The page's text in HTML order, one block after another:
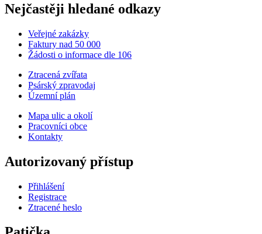
Nejčastěji hledané odkazy
Veřejné zakázky
Faktury nad 50 000
Žádosti o informace dle 106
Ztracená zvířata
Psárský zpravodaj
Územní plán
Mapa ulic a okolí
Pracovníci obce
Kontakty
Autorizovaný přístup
Přihlášení
Registrace
Ztracené heslo